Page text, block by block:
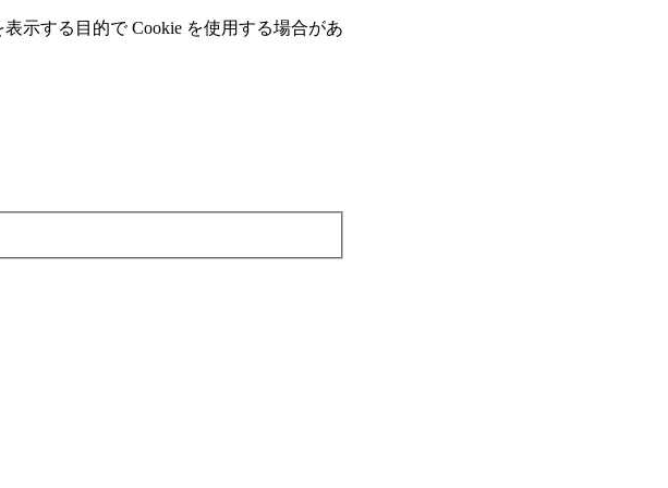
⽰する⽬的で Cookie を使⽤する場合があ